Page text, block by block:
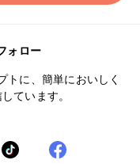
ォロー
トに、簡単においしく
ています。